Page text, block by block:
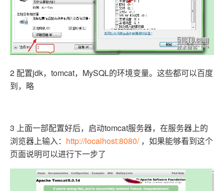
2 配置jdk，tomcat，MySQL的环境变量。这些都可以百度
到，略
3 上面一部配置好后，启动tomcat服务器，在服务器上的
浏览器上输入： http://localhost:8080/，如果能够看到这个
页面说明可以进行下一步了